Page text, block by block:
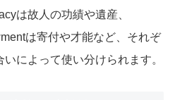
は故人の功績や遺産、
は寄付や才能など、それぞ
によって使い分けられます。